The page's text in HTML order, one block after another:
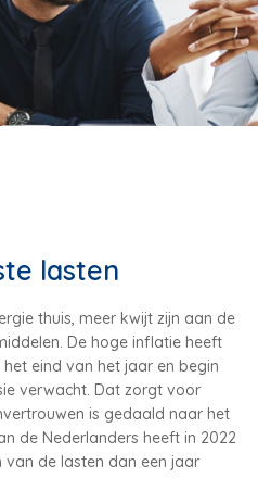
lasten
thuis, meer kwijt zijn aan de
De hoge inflatie heeft
eind van het jaar en begin
verwacht. Dat zorgt voor
is gedaald naar het
de Nederlanders heeft in 2022
de lasten dan een jaar